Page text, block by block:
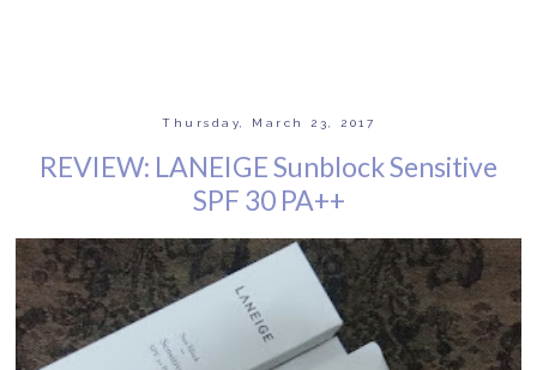
Thursday, March 23, 2017
REVIEW: LANEIGE Sunblock Sensitive
SPF 30 PA++